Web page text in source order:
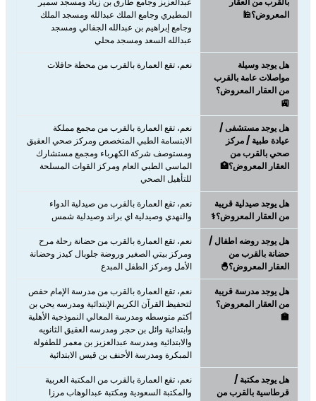
المعروض؟🕌
المطيري وجامع الملك عبدالله ومسجد الملك
وجامع إبراهيم بن عبدالله الجفالي ومسجد
عبدالله السعد ومسجد محلي
هل يوجد وسيلة
مواصلات عامة بالقرب
من العقار المعروض؟
🚉
نعم، تقع العمارة بالقرب من محطة حافلات
هل يوجد مستشفى /
عيادة طبية / مركز
صحي بالقرب من
العقار المعروض؟🏥
نعم، تقع العمارة بالقرب من مجمع مملكة
الابتسامة الطبي المتخصص ومركز صحي العقيق
ومستوصف شركة الكهرباء ومجمع مستشارك
الماسي الطبي العام ومركز القوات المسلحة
للتأهيل الصحي
هل يوجد صيدلية قريبة
من العقار المعروض؟⚕️
نعم، تقع العمارة بالقرب من صيدلية الدواء
والنهدي وصيدلية اي براند وصيدلية شمس
هل يوجد روضه اطفال /
حضانة بالقرب من
العقار المعروض؟🐣
نعم، تقع العمارة بالقرب من حضانة رحلة مرح
ومركز بيتي الصغير وروضة جلوبال كيدز وحضانة
الأمل ومركز الطفل المبدع
هل يوجد مدرسة قريبة
من العقار المعروض؟
🏫
نعم، تقع العمارة بالقرب من مدرسة الإمام حفص
لتحفيظ القرآن الكريم الإبتدائية ومدرسه يحي بن
أكثم متوسطه ومدرسة المعالي النموذجية الأهلية
وابتدائية وائل بن حجر ومدرسه العقيق الثانويه
والابتدائية ومدرسة عبدالعزيز بن معمر للطفولة
المبكرة ومدرسة الأحنف بن قيس الابتدائية
هل يوجد مكتبة /
قرطاسية بالقرب من
نعم، تقع العمارة بالقرب من المكتبة العربية
والمكتبة السعودية ومكتبة عبدالوهاب مرزا